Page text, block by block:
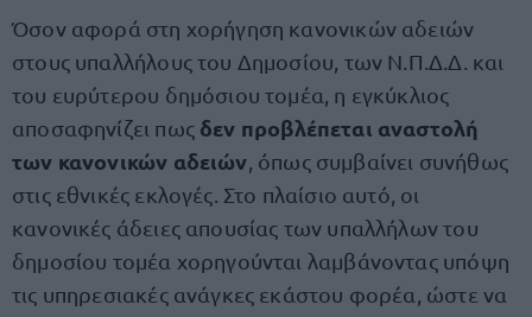
Όσον αφορά στη χορήγηση κανονικών αδειών
στους υπαλλήλους του Δημοσίου, των Ν.Π.Δ.Δ. και
του ευρύτερου δημόσιου τομέα, η εγκύκλιος
αποσαφηνίζει πως δεν προβλέπεται αναστολή
των κανονικών αδειών , όπως συμβαίνει συνήθως
στις εθνικές εκλογές. Στο πλαίσιο αυτό, οι
κανονικές άδειες απουσίας των υπαλλήλων του
δημοσίου τομέα χορηγούνται λαμβάνοντας υπόψη
τις υπηρεσιακές ανάγκες εκάστου φορέα, ώστε να